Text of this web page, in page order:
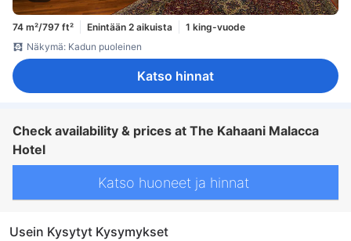
74 m²/797 ft² Enintään 2 aikuista
1 king-vuode
Näkymä: Kadun puoleinen
Katso hinnat
Check availability & prices at The Kahaani Malacca
Hotel
Katso huoneet ja hinnat
Usein Kysytyt Kysymykset